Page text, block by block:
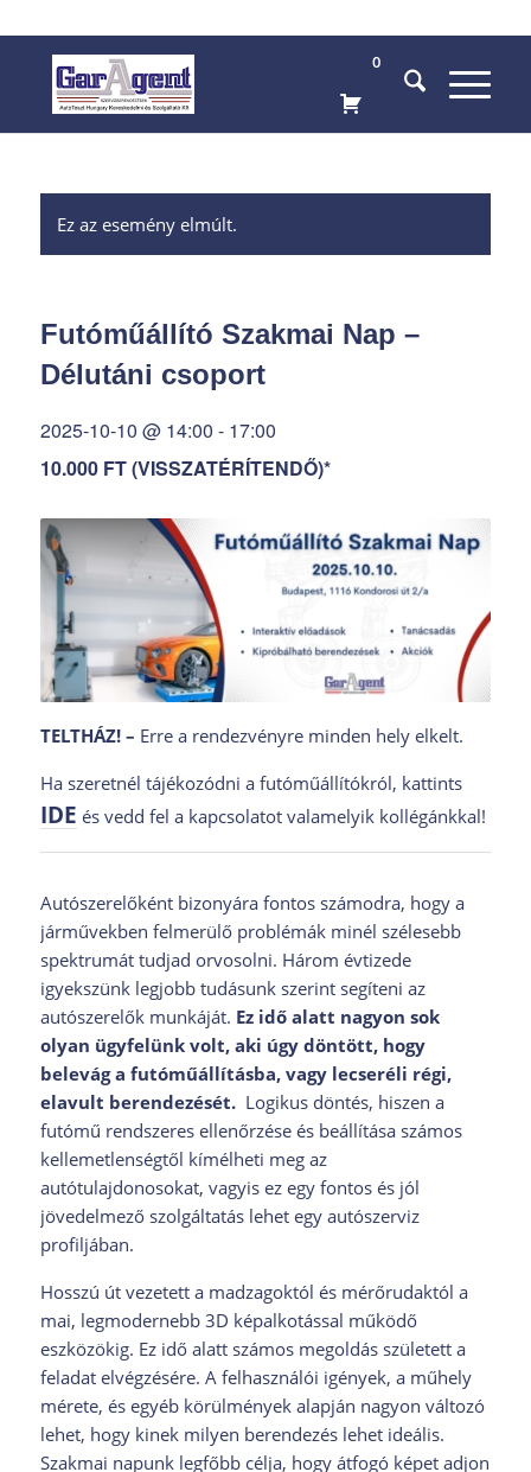
0
Ez az esemény elmúlt.
Futóműállító Szakmai Nap –
Délutáni csoport
2025-10-10 @ 14:00 - 17:00
10.000 FT (VISSZATÉRÍTENDŐ)*
TELTHÁZ! – Erre a rendezvényre minden hely elkelt.
Ha szeretnél tájékozódni a futóműállítókról, kattints
IDE és vedd fel a kapcsolatot valamelyik kollégánkkal!
Autószerelőként bizonyára fontos számodra, hogy a
járművekben felmerülő problémák minél szélesebb
spektrumát tudjad orvosolni. Három évtizede
igyekszünk legjobb tudásunk szerint segíteni az
autószerelők munkáját. Ez idő alatt nagyon sok
olyan ügyfelünk volt, aki úgy döntött, hogy
belevág a futóműállításba, vagy lecseréli régi,
elavult berendezését.Logikus döntés, hiszen a
futómű rendszeres ellenőrzése és beállítása számos
kellemetlenségtől kímélheti meg az
autótulajdonosokat, vagyis ez egy fontos és jól
jövedelmező szolgáltatás lehet egy autószerviz
profiljában.
Hosszú út vezetett a madzagoktól és mérőrudaktól a
mai, legmodernebb 3D képalkotással működő
eszközökig. Ez idő alatt számos megoldás született a
feladat elvégzésére. A felhasználói igények, a műhely
mérete, és egyéb körülmények alapján nagyon változó
lehet, hogy kinek milyen berendezés lehet ideális.
Szakmai napunk legfőbb célja, hogy átfogó képet adjon